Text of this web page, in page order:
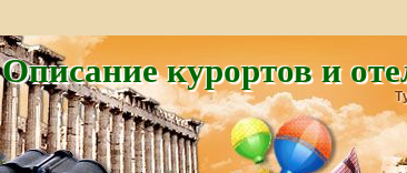
Описание курортов и